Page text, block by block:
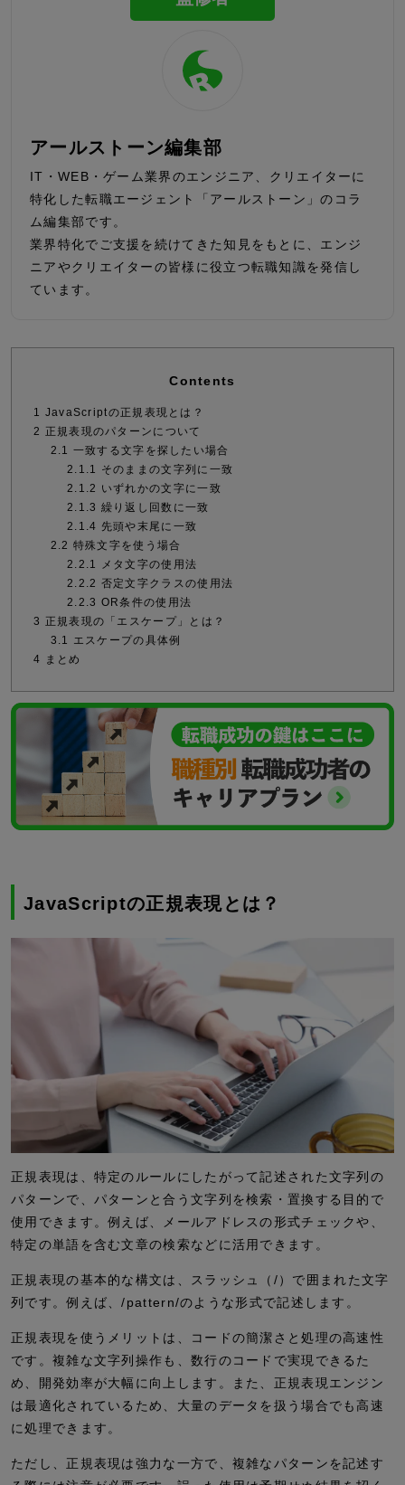
アールストーン編集部
IT・WEB・ゲーム業界のエンジニア、クリエイターに
特化した転職エージェント「アールストーン」のコラ
ム編集部です。
業界特化でご支援を続けてきた知見をもとに、エンジ
ニアやクリエイターの皆様に役立つ転職知識を発信し
ています。
Contents
1 JavaScriptの正規表現とは？
2 正規表現のパターンについて
2.1 一致する文字を探したい場合
2.1.1 そのままの文字列に一致
2.1.2 いずれかの文字に一致
2.1.3 繰り返し回数に一致
2.1.4 先頭や末尾に一致
2.2 特殊文字を使う場合
2.2.1
メタ文字の使用法
2.2.2 否定文字クラスの使用法
2.2.3 OR条件の使用法
3 正規表現の「エスケープ」とは？
3.1 エスケープの具体例
4 まとめ
JavaScriptの正規表現とは？
正規表現は、特定のルールにしたがって記述された文字列の
パターンで、パターンと合う文字列を検索・置換する目的で
使用できます。例えば、メールアドレスの形式チェックや、
特定の単語を含む文章の検索などに活用できます。
正規表現の基本的な構文は、スラッシュ（ /）で囲まれた文字
列です。例えば、/pattern/のような形式で記述します。
正規表現を使うメリットは、コードの簡潔さと処理の高速性
です。複雑な文字列操作も、数行のコードで実現できるた
め、開発効率が大幅に向上します。また、正規表現エンジン
は最適化されているため、大量のデータを扱う場合でも高速
に処理できます。
ただし、正規表現は強力な一方で、複雑なパターンを記述す